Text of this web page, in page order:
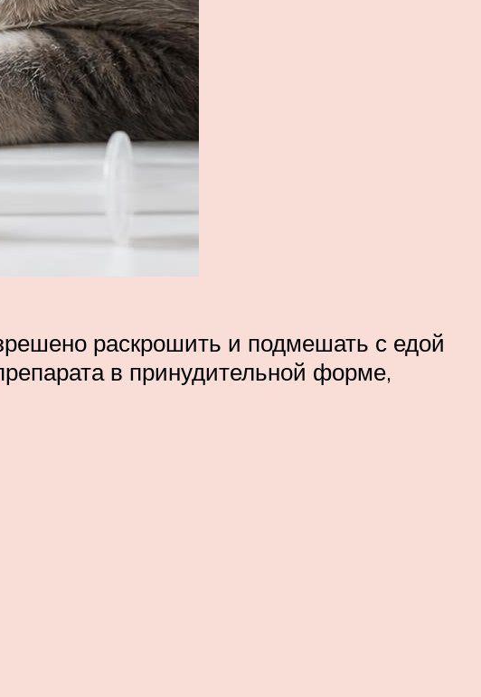
раскрошить и подмешать с едой
в принудительной форме,